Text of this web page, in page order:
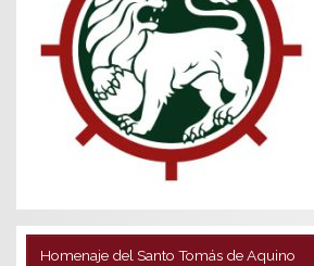
Homenaje del Santo Tomás de Aquino